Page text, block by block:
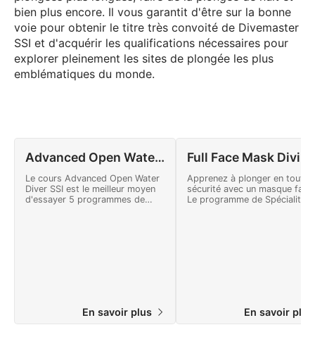
bien plus encore. Il vous garantit d'être sur la bonne
voie pour obtenir le titre très convoité de Divemaster
SSI et d'acquérir les qualifications nécessaires pour
explorer pleinement les sites de plongée les plus
emblématiques du monde.
Advanced Open Water Diver
Le cours Advanced Open Water
Diver SSI est le meilleur moyen
d'essayer 5 programmes de
En savoir plus
Full Face Mask Diving
Apprenez à plonger en toute
sécurité avec un masque
Le programme de Spécialité
En savoir